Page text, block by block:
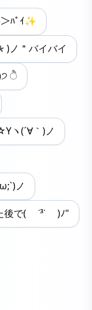
ﾟｲ✨
＂バイバイ
ヽ(´∀｀)ノ
ノ
後で( ˙³˙ )ﾉ"